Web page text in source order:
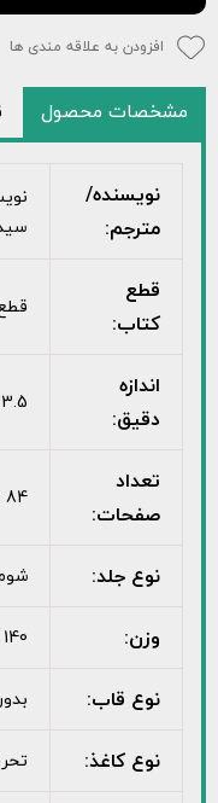
افزودن به علاقه مندی ها
مشخصات محصول
نویسنده/
مترجم:
قطع
کتاب:
اندازه
دقیق:
23.5*17
تعداد
صفحات:
84 صفحه
نوع جلد:
وزن: 140 گرم
نوع قاب:
نوع کاغذ: